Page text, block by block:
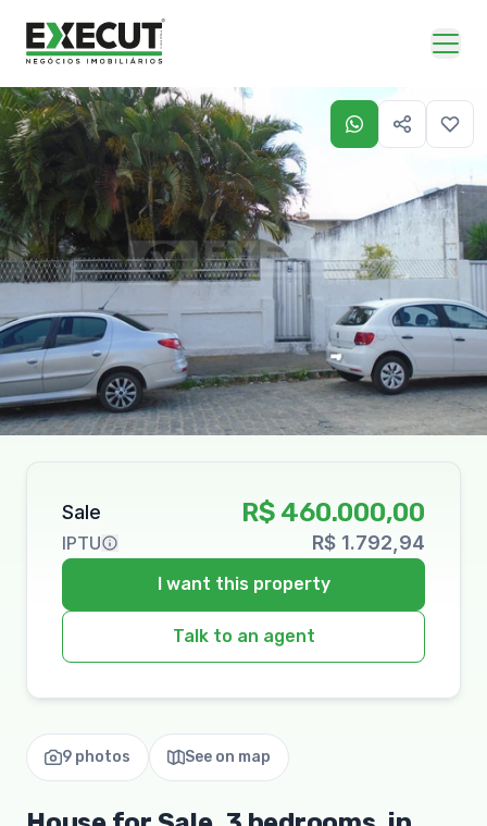
9 photos See on map
Sale R$ 460.000,00
IPTU R$ 1.792,94
I want this property
Talk to an agent